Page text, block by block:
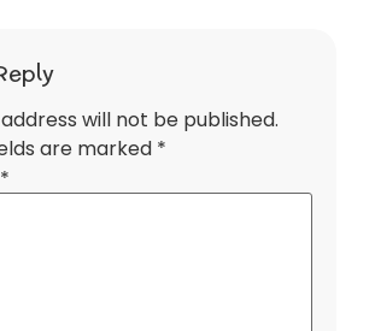
will not be published.
are marked *
*